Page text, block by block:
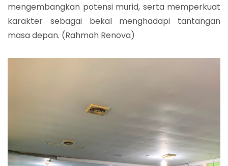
mengembangkan potensi murid, serta memperkuat
karakter sebagai bekal menghadapi tantangan
masa depan. (Rahmah Renova)